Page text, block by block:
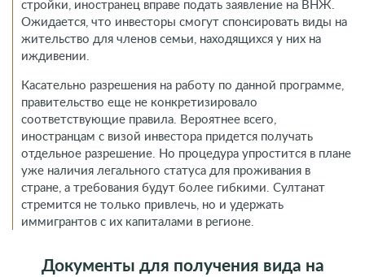
стройки, иностранец вправе подать заявление на ВНЖ.
Ожидается, что инвесторы смогут спонсировать виды на
жительство для членов семьи, находящихся у них на
иждивении.
Касательно разрешения на работу по данной программе,
правительство еще не конкретизировало
соответствующие правила. Вероятнее всего,
иностранцам с визой инвестора придется получать
отдельное разрешение. Но процедура упростится в плане
уже наличия легального статуса для проживания в
стране, а требования будут более гибкими. Султанат
стремится не только привлечь, но и удержать
иммигрантов с их капиталами в регионе.
Документы для получения вида на